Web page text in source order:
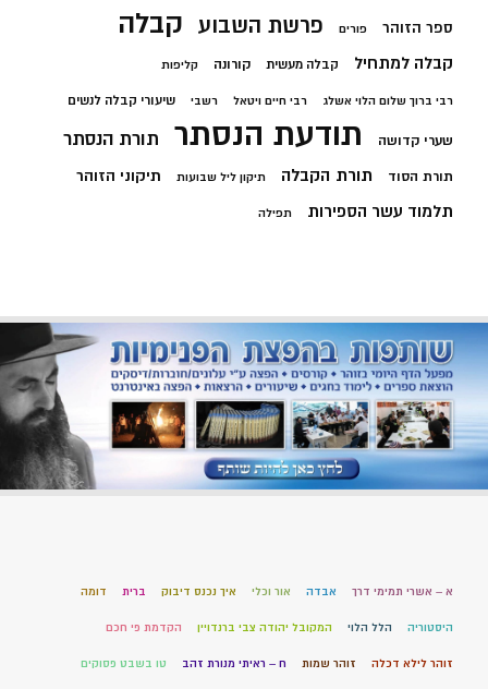
ספר הזוהר פורים פרשת השבוע קבלה
קבלה למתחיל קבלה מעשית קורונה קליפות
רבי ברוך שלום הלוי אשלג רבי חיים ויטאל רשבי שיעורי קבלה לנשים
שערי קדושה תודעת הנסתר תורת הנסתר
תורת הסוד תורת הקבלה תיקון ליל שבועות תיקוני הזוהר
תלמוד עשר הספירות תפילה
א – אשרי תמימי דרך אבדה אור וכלי איך נכנס דיבוק ברית דומה
היסטוריה הלל הלוי המקובל יהודה צבי ברנדויין הקדמת פי חכם
זוהר לילא דכלה זוהר שמות ח – ראיתי מנורת זהב טו בשבט פסוקים